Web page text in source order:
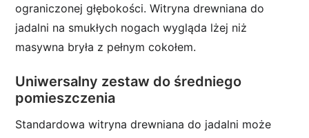
ograniczonej głębokości. Witryna drewniana do
jadalni na smukłych nogach wygląda lżej niż
masywna bryła z pełnym cokołem.
Uniwersalny zestaw do średniego
pomieszczenia
Standardowa witryna drewniana do jadalni może